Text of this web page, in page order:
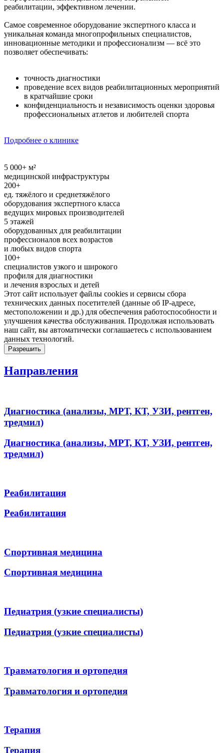
реабилитации, эффективном лечении.
Самое современное оборудование экспертного класса и
уникальная команда многопрофильных специалистов,
инновационные методики и профессионализм — всё это
позволяет обеспечивать:
точность диагностики
проведение всех видов реабилитационных мероприятий
в кратчайшие сроки
конфиденциальность и независимость оценки здоровья
профессиональных атлетов и любителей спорта
Подробнее о клинике
5 000+ м²
медицинской инфраструктуры
200+
ед. тяжёлого и среднетяжёлого
оборудования экспертного класса
ведущих мировых производителей
5 этажей
оборудованных для реабилитации
профессионалов всех возрастов
и любых видов спорта
100+
специалистов узкого и широкого
профиля для диагностики
и лечения взрослых и детей
Этот сайт использует файлы cookies и сервисы сбора
технических данных посетителей (данные об IP-адресе,
местоположении и др.) для обеспечения работоспособности и
улучшения качества обслуживания. Продолжая использовать
наш сайт, вы автоматически соглашаетесь с использованием
данных технологий.
Разрешить
Направления
Диагностика (анализы, МРТ, КТ, УЗИ, рентген,
тредмил)
Диагностика (анализы, МРТ, КТ, УЗИ, рентген,
тредмил)
Реабилитация
Реабилитация
Спортивная медицина
Спортивная медицина
Педиатрия (узкие специалисты)
Педиатрия (узкие специалисты)
Травматология и ортопедия
Травматология и ортопедия
Терапия
Терапия